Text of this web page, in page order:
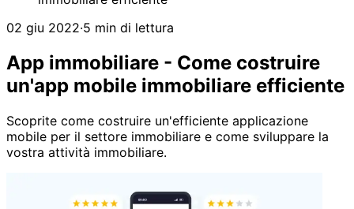
02 giu 2022·5 min di lettura
App immobiliare - Come costruire
un'app mobile immobiliare efficiente
Scoprite come costruire un'efficiente applicazione
mobile per il settore immobiliare e come sviluppare la
vostra attività immobiliare.